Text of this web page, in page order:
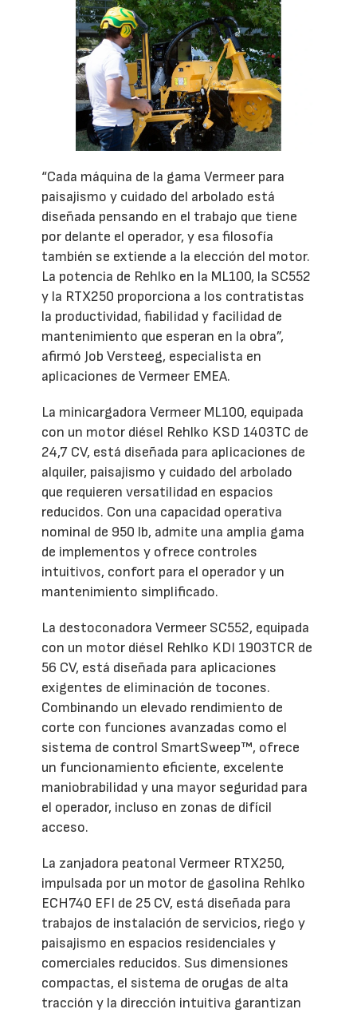
“Cada máquina de la gama Vermeer para
paisajismo y cuidado del arbolado está
diseñada pensando en el trabajo que tiene
por delante el operador, y esa filosofía
también se extiende a la elección del motor.
La potencia de Rehlko en la ML100, la SC552
y la RTX250 proporciona a los contratistas
la productividad, fiabilidad y facilidad de
mantenimiento que esperan en la obra”,
afirmó Job Versteeg, especialista en
aplicaciones de Vermeer EMEA.
La minicargadora Vermeer ML100, equipada
con un motor diésel Rehlko KSD 1403TC de
24,7 CV, está diseñada para aplicaciones de
alquiler, paisajismo y cuidado del arbolado
que requieren versatilidad en espacios
reducidos. Con una capacidad operativa
nominal de 950 lb, admite una amplia gama
de implementos y ofrece controles
intuitivos, confort para el operador y un
mantenimiento simplificado.
La destoconadora Vermeer SC552, equipada
con un motor diésel Rehlko KDI 1903TCR de
56 CV, está diseñada para aplicaciones
exigentes de eliminación de tocones.
Combinando un elevado rendimiento de
corte con funciones avanzadas como el
sistema de control SmartSweep™, ofrece
un funcionamiento eficiente, excelente
maniobrabilidad y una mayor seguridad para
el operador, incluso en zonas de difícil
acceso.
La zanjadora peatonal Vermeer RTX250,
impulsada por un motor de gasolina Rehlko
ECH740 EFI de 25 CV, está diseñada para
trabajos de instalación de servicios, riego y
paisajismo en espacios residenciales y
comerciales reducidos. Sus dimensiones
compactas, el sistema de orugas de alta
tracción y la dirección intuitiva garantizan